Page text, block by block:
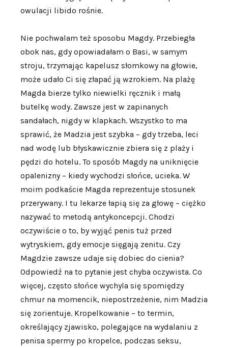
owulacji libido rośnie.
Nie pochwalam też sposobu Magdy. Przebiegła
obok nas, gdy opowiadałam o Basi, w samym
stroju, trzymając kapelusz słomkowy na głowie,
może udało Ci się złapać ją wzrokiem. Na plażę
Magda bierze tylko niewielki ręcznik i małą
butelkę wody. Zawsze jest w zapinanych
sandałach, nigdy w klapkach. Wszystko to ma
sprawić, że Madzia jest szybka – gdy trzeba, leci
nad wodę lub błyskawicznie zbiera się z plaży i
pędzi do hotelu. To sposób Magdy na uniknięcie
opalenizny – kiedy wychodzi słońce, ucieka. W
moim podkaście Magda reprezentuje stosunek
przerywany. I tu lekarze łapią się za głowę – ciężko
nazywać to metodą antykoncepcji. Chodzi
oczywiście o to, by wyjąć penis tuż przed
wytryskiem, gdy emocje sięgają zenitu. Czy
Magdzie zawsze udaje się dobiec do cienia?
Odpowiedź na to pytanie jest chyba oczywista. Co
więcej, często słońce wychyla się spomiędzy
chmur na momencik, niepostrzeżenie, nim Madzia
się zorientuje. Kropelkowanie – to termin,
określający zjawisko, polegające na wydalaniu z
penisa spermy po kropelce, podczas seksu,